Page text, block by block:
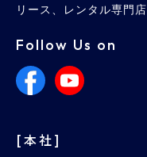
リース、レンタル専門店
Follow Us on
[本社]